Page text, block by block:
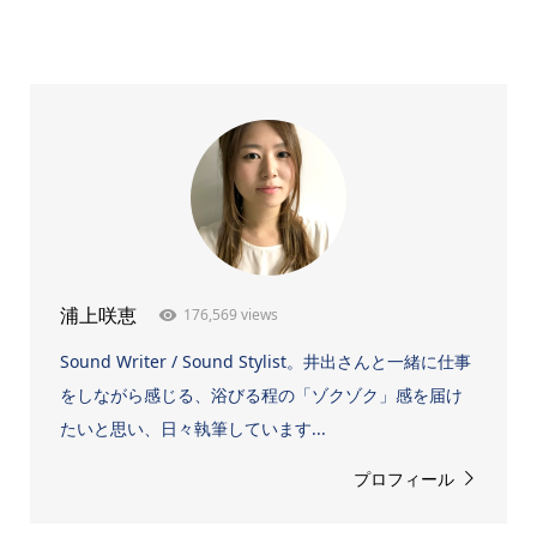
浦上咲恵 176,569 views
Sound Writer / Sound Stylist。井出さんと一緒に仕事
をしながら感じる、浴びる程の「ゾクゾク」感を届け
たいと思い、日々執筆しています...
プロフィール